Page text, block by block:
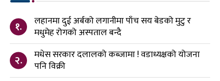
१.
लहानमा दुई अर्बको लगानीमा पाँच सय बेडको मुटु र
मधुमेह रोगको अस्पताल बन्दै
२.
मधेस सरकार दलालको कब्जामा ! वडाध्यक्षको योजना
पनि विक्री